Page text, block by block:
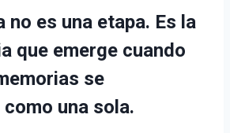
no es una etapa. Es la
que emerge cuando
se
una sola.